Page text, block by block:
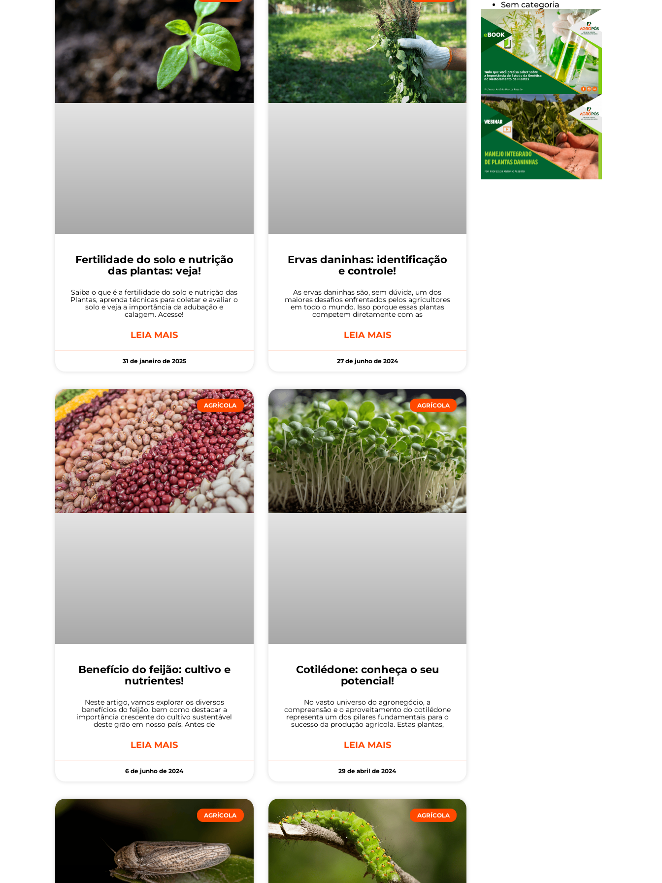
Fertilidade do solo e nutrição
das plantas: veja!
Saiba o que é a fertilidade do solo e nutrição das
Plantas, aprenda técnicas para coletar e avaliar o
solo e veja a importância da adubação e
calagem. Acesse!
LEIA MAIS
31 de janeiro de 2025
Ervas daninhas: identificação
e controle!
As ervas daninhas são, sem dúvida, um dos
maiores desafios enfrentados pelos agricultores
em todo o mundo. Isso porque essas plantas
competem diretamente com as
LEIA MAIS
27 de junho de 2024
AGRÍCOLA
Benefício do feijão: cultivo e
nutrientes!
Neste artigo, vamos explorar os diversos
benefícios do feijão, bem como destacar a
importância crescente do cultivo sustentável
deste grão em nosso país. Antes de
LEIA MAIS
6 de junho de 2024
AGRÍCOLA
Cotilédone: conheça o seu
potencial!
No vasto universo do agronegócio, a
compreensão e o aproveitamento do cotilédone
representa um dos pilares fundamentais para o
sucesso da produção agrícola. Estas plantas,
LEIA MAIS
29 de abril de 2024
AGRÍCOLA AGRÍCOLA
Sem categoria